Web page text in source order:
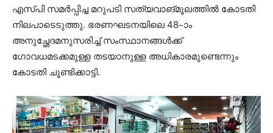
എസ്പി സമര്‍പ്പിച്ച മറുപടി സത്യവാങ്മൂലത്തില്‍ കോടതി
നിലപാടെടുത്തു. ഭരണഘടനയിലെ 48–ാം
അനുച്ഛേദമനുസരിച്ച് സംസ്ഥാനങ്ങള്‍ക്ക്
ഗോവധമടക്കമുള്ള തടയാനുള്ള അധികാരമുണ്ടെന്നും
കോടതി ചൂണ്ടിക്കാട്ടി.